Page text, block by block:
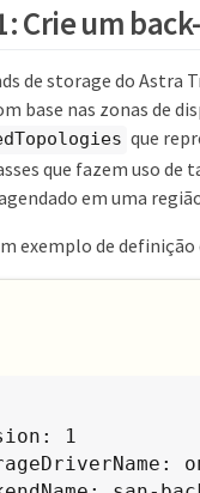
Crie um
de storage do Astra
base nas zonas de
que
que fazem uso de
em uma
exemplo de definição
1